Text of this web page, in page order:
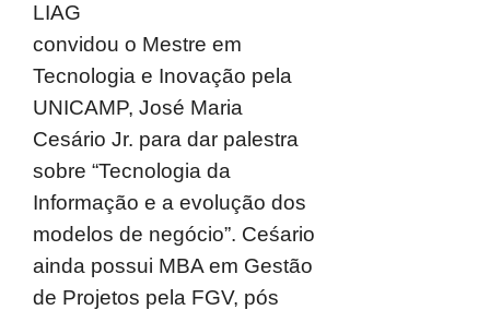
LIAG
convidou o Mestre em
Tecnologia e Inovação pela
UNICAMP, José Maria
Cesário Jr. para dar palestra
sobre “Tecnologia da
Informação e a evolução dos
modelos de negócio”. Ceśario
ainda possui MBA em Gestão
de Projetos pela FGV, pós